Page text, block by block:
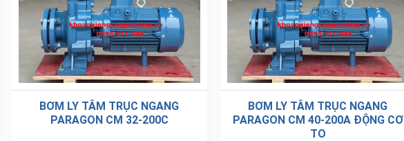
BƠM LY TÂM TRỤC NGANG
PARAGON CM 32-200C
BƠM LY TÂM TRỤC NGANG
PARAGON CM 40-200A ĐỘNG CƠ
TO